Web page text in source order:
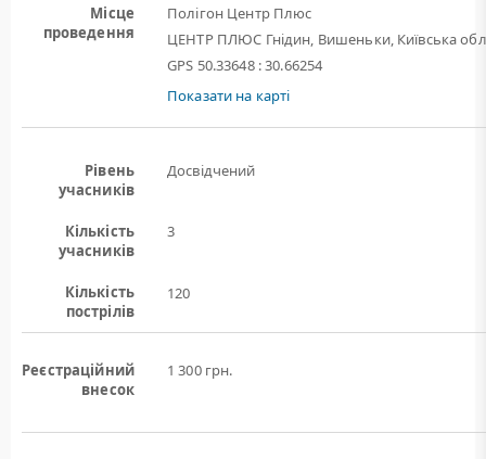
Місце
проведення
Полігон Центр Плюс
ЦЕНТР ПЛЮС Гнідин, Вишеньки, Київська
GPS 50.33648 : 30.66254
Показати на карті
Рівень
учасників
Досвідчений
Кількість
учасників
3
Кількість
пострілів
120
Реєстраційний
внесок
1 300 грн.